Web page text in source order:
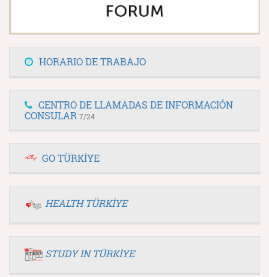
HORARIO DE TRABAJO
CENTRO DE LLAMADAS DE INFORMACIÓN
CONSULAR 7/24
GO TÜRKİYE
HEALTH TÜRKİYE
STUDY IN TÜRKİYE